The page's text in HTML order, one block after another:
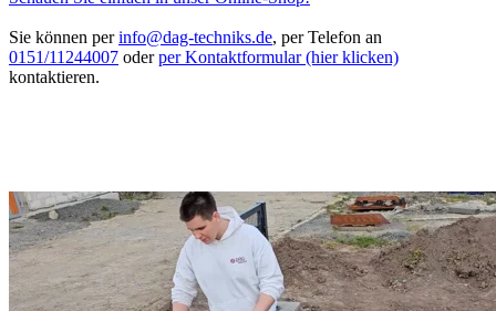
Sie können perinfo@dag-techniks.de, per Telefon an
0151/11244007 oderper Kontaktformular (hier klicken)
kontaktieren.